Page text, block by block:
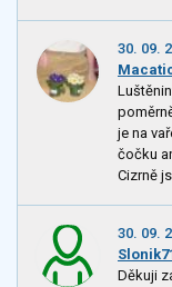
30. 09.
je na
čočku
Cizrně
30. 09.
Děkuji